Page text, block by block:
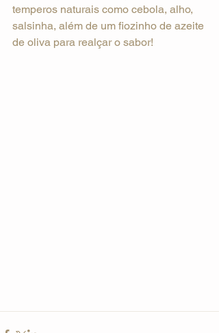
temperos naturais como cebola, alho,
salsinha, além de um fiozinho de azeite
de oliva para realçar o sabor!